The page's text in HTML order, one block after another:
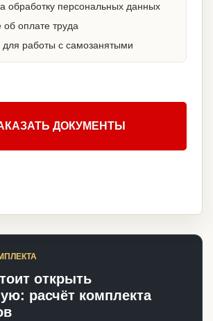
обработку персональных данных
оплате труда
для работы с самозанятыми
ДОКУМЕНТЫ
открыть
расчёт комплекта